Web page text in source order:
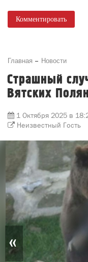
Комментировать
Главная Новости
Страшный
Вятских
1 Октября 2025 в
Неизвестный Гость
«